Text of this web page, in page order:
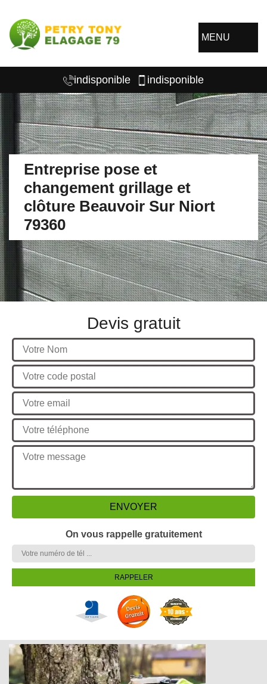
MENU
indisponible indisponible
Entreprise pose et
changement grillage et
clôture Beauvoir Sur Niort
79360
Devis gratuit
On vous rappelle gratuitement